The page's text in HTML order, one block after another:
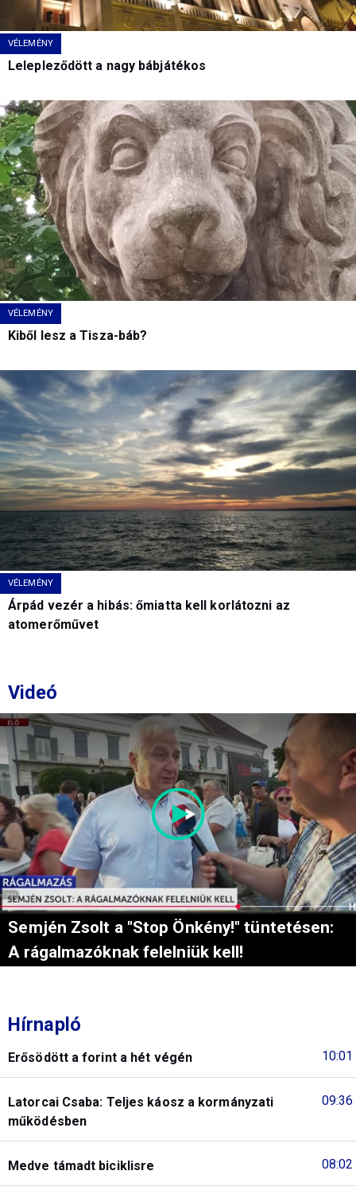
VÉLEMÉNY
Lelepleződött a nagy bábjátékos
VÉLEMÉNY
Kiből lesz a Tisza-báb?
VÉLEMÉNY
Árpád vezér a hibás: őmiatta kell korlátozni az
atomerőművet
Videó
Semjén Zsolt a "Stop Önkény!" tüntetésen:
A rágalmazóknak felelniük kell!
Hírnapló
10:01
Erősödött a forint a hét végén
09:36
Latorcai Csaba: Teljes káosz a kormányzati
működésben
08:02
Medve támadt biciklisre